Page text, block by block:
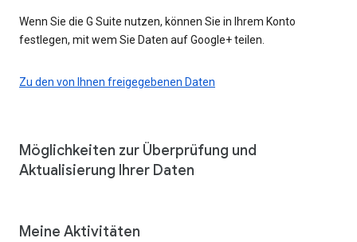
Wenn Sie die G Suite nutzen, können Sie in Ihrem Konto
festlegen, mit wem Sie Daten auf Google+ teilen.
Zu den von Ihnen freigegebenen Daten
Möglichkeiten zur Überprüfung und
Aktualisierung Ihrer Daten
Meine Aktivitäten